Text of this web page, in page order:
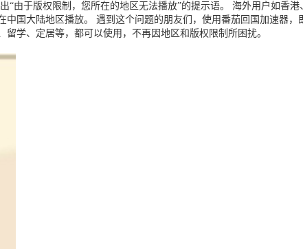
由于版权限制，您所在的地区无法播放”的提示语。 海外用户如香
国大陆地区播放。 遇到这个问题的朋友们，使用番茄回国加速器，
学、定居等，都可以使用，不再因地区和版权限制所困扰。